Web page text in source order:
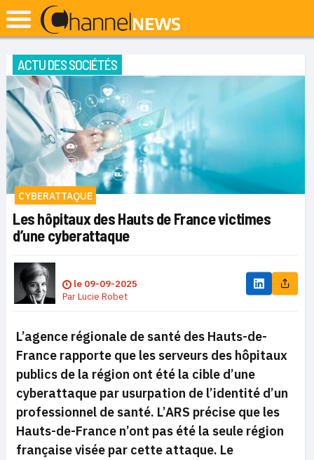
ACTU DES SOCIÉTÉS
CYBERATTAQUE
Les hôpitaux des Hauts de France victimes
d’une cyberattaque
le 09-09-2025
ParLucie Robet
L’agence régionale de santé des Hauts-de-
France rapporte que les serveurs des hôpitaux
publics de la région ont été la cible d’une
cyberattaque par usurpation de l’identité d’un
professionnel de santé. L’ARS précise que les
Hauts-de-France n’ont pas été la seule région
française visée par cette attaque. Le